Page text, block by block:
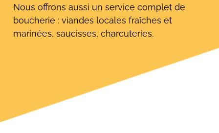
Nous offrons aussi un service complet de
boucherie : viandes locales fraîches et
marinées, saucisses, charcuteries.